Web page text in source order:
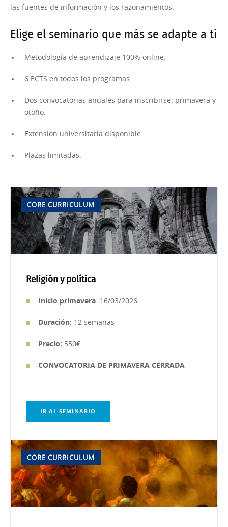
las fuentes de información y los razonamientos.
Elige el seminario que más se adapte a ti
Metodología de aprendizaje 100% online.
6 ECTS en todos los programas.
Dos convocatorias anuales para inscribirse: primavera y
otoño.
Extensión universitaria disponible.
Plazas limitadas.
CORE CURRICULUM
Religión y política
Inicio primavera: 16/03/2026
Duración: 12 semanas
Precio: 550€
CONVOCATORIA DE PRIMAVERA CERRADA
IR AL SEMINARIO
CORE CURRICULUM